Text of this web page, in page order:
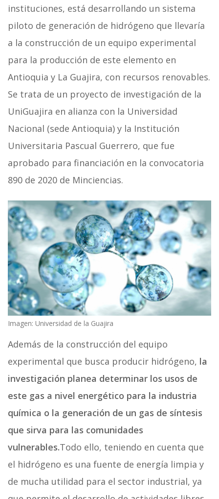
instituciones, está desarrollando un sistema
piloto de generación de hidrógeno que llevaría
a la construcción de un equipo experimental
para la producción de este elemento en
Antioquia y La Guajira, con recursos renovables.
Se trata de un proyecto de investigación de la
UniGuajira en alianza con la Universidad
Nacional (sede Antioquia) y la Institución
Universitaria Pascual Guerrero, que fue
aprobado para financiación en la convocatoria
890 de 2020 de Minciencias.
Imagen: Universidad de la Guajira
Además de la construcción del equipo
experimental que busca producir hidrógeno, la
investigación planea determinar los usos de
este gas a nivel energético para la industria
química o la generación de un gas de síntesis
que sirva para las comunidades
vulnerables.Todo ello, teniendo en cuenta que
el hidrógeno es una fuente de energía limpia y
de mucha utilidad para el sector industrial, ya